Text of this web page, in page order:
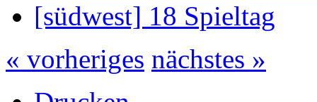
[südwest] 18 Spieltag
« vorheriges nächstes »